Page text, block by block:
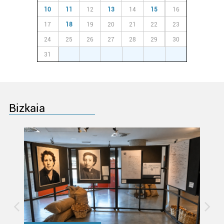
erabiltzeko baimen esplizitua ematen diguzu.
Gehiago
irakurri
10 11 12 13 14 15 16
17 18 19 20 21 22 23
24 25 26 27 28 29 30
31
Bizkaia